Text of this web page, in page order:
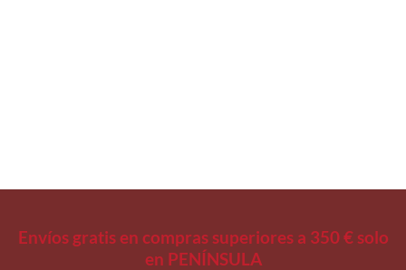
Envíos gratis en compras superiores a 350 € solo
en PENÍNSULA